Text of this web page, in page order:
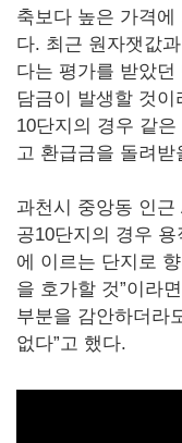
축보다 높은 가격에
다. 최근 원자잿값
다는 평가를 받았
담금이 발생할 것
10단지의 경우 같
고 환급금을 돌려
과천시 중앙동 인근
공10단지의 경우
에 이르는 단지로
을 호가할 것”이라
부분을 감안하더라
없다”고 했다.